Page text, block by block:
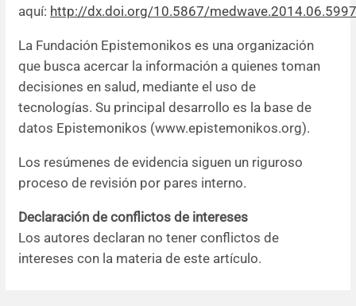
aquí: http://dx.doi.org/10.5867/medwave.2014.06.5997
La Fundación Epistemonikos es una organización
que busca acercar la información a quienes toman
decisiones en salud, mediante el uso de
tecnologías. Su principal desarrollo es la base de
datos Epistemonikos (www.epistemonikos.org).
Los resúmenes de evidencia siguen un riguroso
proceso de revisión por pares interno.
Declaración de conflictos de intereses
Los autores declaran no tener conflictos de
intereses con la materia de este artículo.